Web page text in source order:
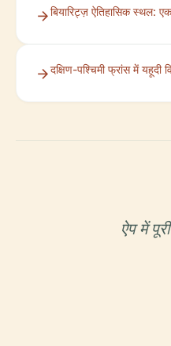
बियारिट्ज़ ऐतिहासिक स्थल:
दक्षिण-पश्चिमी फ्रांस में यहूदी
ऐप में